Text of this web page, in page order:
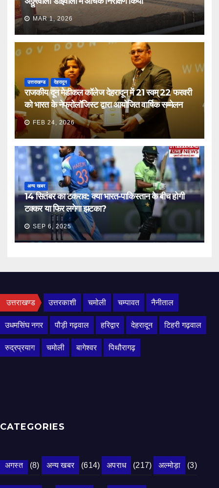
MAR 1, 2026
उत्तराखण्ड देहरादून
राजकीय दून मेडीकल कॉलेज देहरादून में 21 स्वम् 22 फरवरी
को भारत के नेफ्रोलॉजिस्ट द्वारा आयोजित वार्षिक सम्मेलन
FEB 24, 2026
अन्य खबर
14 सितंबर का टकराव: क्या भारत-पाकिस्तान के बीच होगी
टक्कर या फिर लगेगा झटका?
SEP 6, 2025
उत्तराखण्ड उत्तरकाशी चमोली चम्पावत नैनीताल
उधमसिंघ नगर पौड़ी गढ़वाल हरिद्वार देहरादून टिहरी गढ़वाल
रुद्रप्रयाग चमोली बागेश्वर पिथौरागढ़
CATEGORIES
अगस्त (8) अन्य खबर (614) अपराध (217) अल्मोड़ा (3)